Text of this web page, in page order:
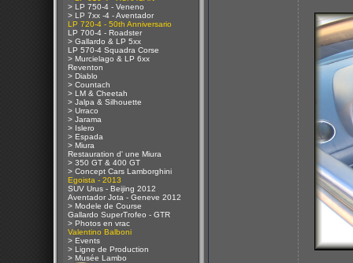
> LP 750-4 - Veneno
> LP 7xx -4 - Aventador
LP 720-4 - 50th Anniversario
LP 700-4 - Roadster
> Gallardo & LP 5xx
LP 570-4 Squadra Corse
> Murcielago & LP 6xx
Reventon
> Diablo
> Countach
> LM & Cheetah
> Jalpa & Silhouette
> Urraco
> Jarama
> Islero
> Espada
> Miura
Restauration d' une Miura
> 350 GT & 400 GT
> Concept Cars Lamborghini
Egoista - 2013
SUV Urus - Beijing 2012
Aventador Jota - Geneve 2012
> Modele de Course
Gallardo SuperTrofeo - GTR
> Photos en vrac
Valentino Balboni
> Events
> Ligne de Production
> Musée Lambo